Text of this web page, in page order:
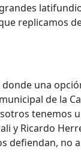
replicamos
una
de la
tenemos
y Ricardo
defiendan, no